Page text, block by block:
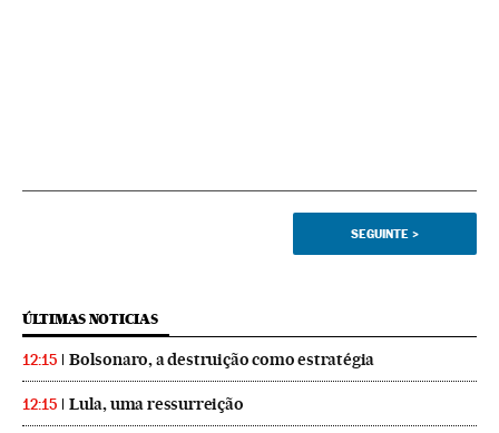
SEGUINTE >
ÚLTIMAS NOTICIAS
12:15 Bolsonaro, a destruição como estratégia
12:15 Lula, uma ressurreição